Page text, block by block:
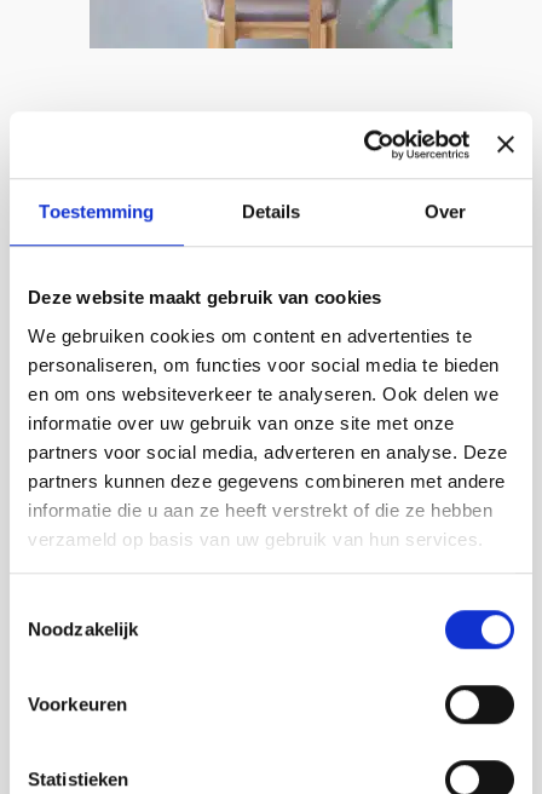
Toestemming Details Over
Deze website maakt gebruik van cookies
We gebruiken cookies om content en advertenties te
personaliseren, om functies voor social media te bieden
en om ons websiteverkeer te analyseren. Ook delen we
informatie over uw gebruik van onze site met onze
partners voor social media, adverteren en analyse. Deze
partners kunnen deze gegevens combineren met andere
informatie die u aan ze heeft verstrekt of die ze hebben
verzameld op basis van uw gebruik van hun services.
Noodzakelijk
Voorkeuren
Statistieken
rack
by Charles O. Job
€1.190,00
ORDER HERE
Dit
product
heeft
meerdere
variaties.
Deze
optie
Search in webshop
Search
for:
You can always contact us by email at
office@vij5.nl
or by phone (Monday to Saturday from 09:30 to